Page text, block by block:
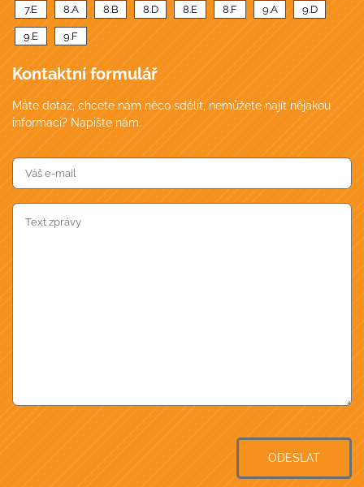
7.E 8.A 8.B 8.D 8.E 8.F 9.A 9.D
9.E 9.F
Kontaktní formulář
Máte dotaz, chcete nám něco sdělit, nemůžete najít nějakou
informaci? Napište nám.
ODESLAT